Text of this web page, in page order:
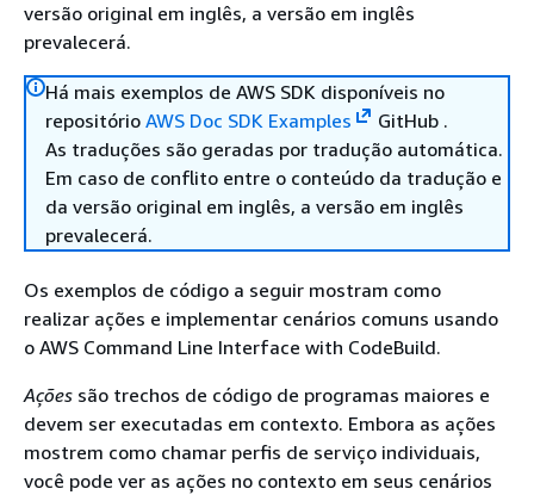
versão original em inglês, a versão em inglês
prevalecerá.
Há mais exemplos de AWS SDK disponíveis no
repositório AWS Doc SDK Examples
GitHub .
As traduções são geradas por tradução automática.
Em caso de conflito entre o conteúdo da tradução e
da versão original em inglês, a versão em inglês
prevalecerá.
Os exemplos de código a seguir mostram como
realizar ações e implementar cenários comuns usando
o AWS Command Line Interface with CodeBuild.
Ações são trechos de código de programas maiores e
devem ser executadas em contexto. Embora as ações
mostrem como chamar perfis de serviço individuais,
você pode ver as ações no contexto em seus cenários